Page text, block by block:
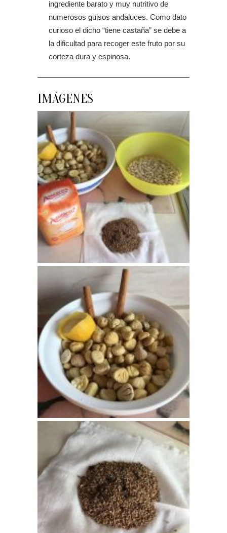
ingrediente barato y muy nutritivo de
numerosos guisos andaluces. Como dato
curioso el dicho “tiene castaña” se debe a
la dificultad para recoger este fruto por su
corteza dura y espinosa.
IMÁGENES